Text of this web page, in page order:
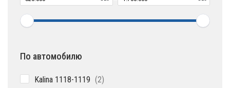
По автомобилю
Kalina 1118-1119 22